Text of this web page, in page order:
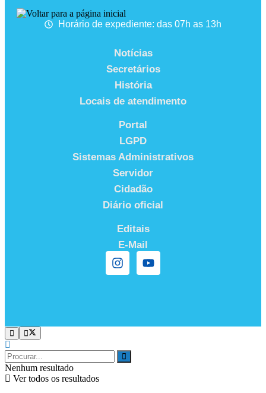
Horário de expediente: das 07h as 13h
Notícias
Secretários
História
Locais de atendimento
Portal
LGPD
Sistemas Administrativos
Servidor
Cidadão
Diário oficial
Editais
E-Mail
Nenhum resultado
Ver todos os resultados